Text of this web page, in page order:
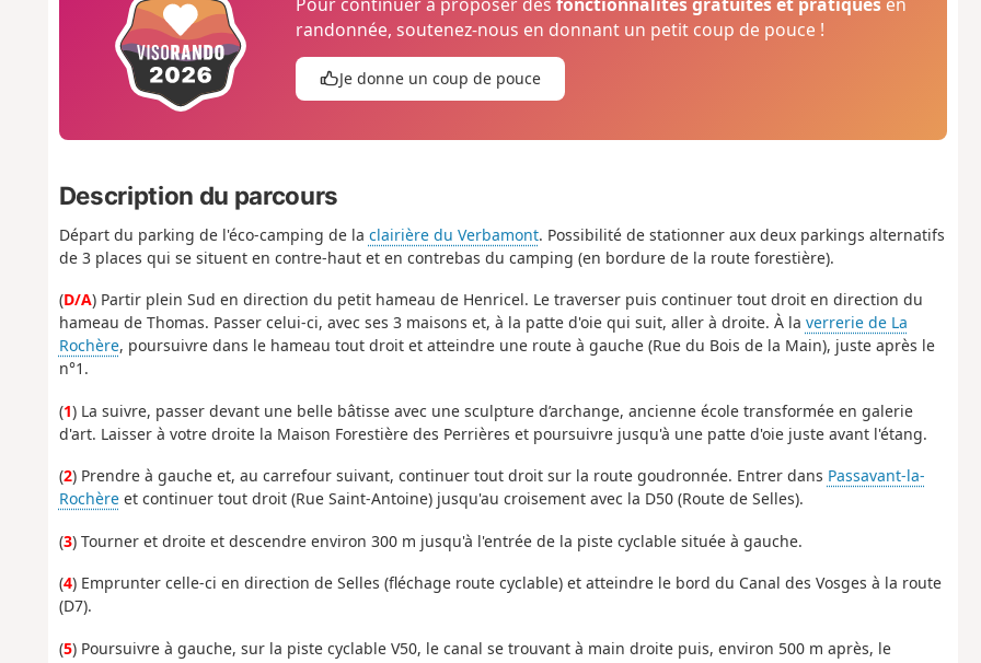
randonnée, soutenez-nous en donnant un petit coup de pouce !
Je donne un coup de pouce
Description du parcours
Départ du parking de l'éco-camping de la clairière du Verbamont. Possibilité de stationner aux deux parkings alternatifs
de 3 places qui se situent en contre-haut et en contrebas du camping (en bordure de la route forestière).
(D/A) Partir plein Sud en direction du petit hameau de Henricel. Le traverser puis continuer tout droit en direction du
hameau de Thomas. Passer celui-ci, avec ses 3 maisons et, à la patte d'oie qui suit, aller à droite. À la verrerie de La
Rochère, poursuivre dans le hameau tout droit et atteindre une route à gauche (Rue du Bois de la Main), juste après le
n°1.
(1) La suivre, passer devant une belle bâtisse avec une sculpture d’archange, ancienne école transformée en galerie
d'art. Laisser à votre droite la Maison Forestière des Perrières et poursuivre jusqu'à une patte d'oie juste avant l'étang.
(2) Prendre à gauche et, au carrefour suivant, continuer tout droit sur la route goudronnée. Entrer dans Passavant-la-
Rochèreet continuer tout droit (Rue Saint-Antoine) jusqu'au croisement avec la D50 (Route de Selles).
(3) Tourner et droite et descendre environ 300 m jusqu'à l'entrée de la piste cyclable située à gauche.
(4) Emprunter celle-ci en direction de Selles (fléchage route cyclable) et atteindre le bord du Canal des Vosges à la route
(D7).
(5) Poursuivre à gauche, sur la piste cyclable V50, le canal se trouvant à main droite puis, environ 500 m après, le